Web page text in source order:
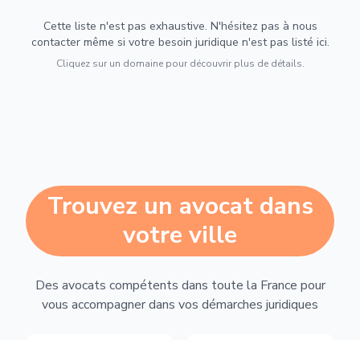
Cette liste n'est pas exhaustive. N'hésitez pas à nous
contacter même si votre besoin juridique n'est pas listé ici.
Cliquez sur un domaine pour découvrir plus de détails.
Trouvez un avocat dans
votre ville
Des avocats compétents dans toute la France pour
vous accompagner dans vos démarches juridiques